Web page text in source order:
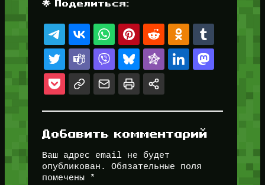
🌟 Поделиться:
Добавить комментарий
Ваш адрес email не будет
опубликован.
Обязательные поля
помечены
*